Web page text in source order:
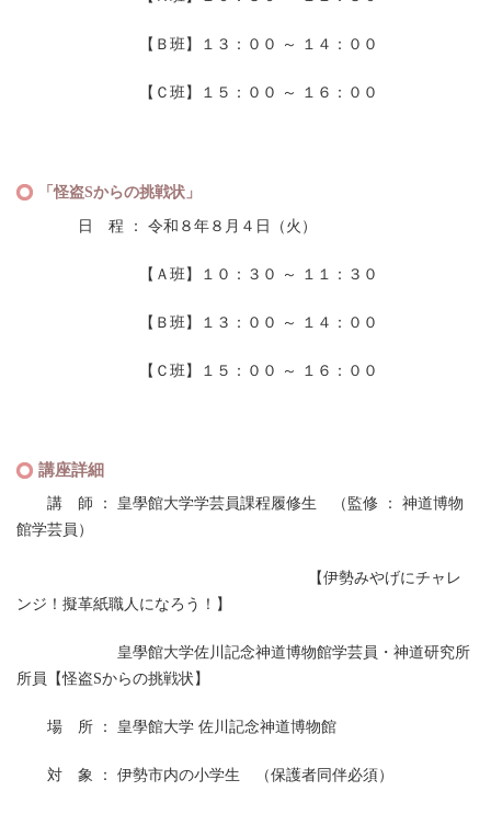
【Ｂ班】１３：００ ～ １４：００
【Ｃ班】１５：００ ～ １６：００
「怪盗Sからの挑戦状」
日 程 ： 令和８年８月４日（火）
【Ａ班】１０：３０ ～ １１：３０
【Ｂ班】１３：００ ～ １４：００
【Ｃ班】１５：００ ～ １６：００
講座詳細
講 師 ： 皇學館大学学芸員課程履修生 （監修 ： 神道博物
館学芸員）
【伊勢みやげにチャレ
ンジ！擬革紙職人になろう！】
皇學館大学佐川記念神道博物館学芸員・神道研究所
所員【怪盗Sからの挑戦状】
場 所 ： 皇學館大学 佐川記念神道博物館
対 象 ： 伊勢市内の小学生 （保護者同伴必須）